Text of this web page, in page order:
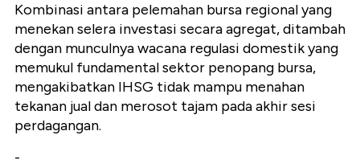
Kombinasi antara pelemahan bursa regional yang
menekan selera investasi secara agregat, ditambah
dengan munculnya wacana regulasi domestik yang
memukul fundamental sektor penopang bursa,
mengakibatkan IHSG tidak mampu menahan
tekanan jual dan merosot tajam pada akhir sesi
perdagangan.
-